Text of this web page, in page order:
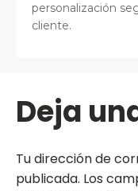
personalización
cliente.
Deja
Tu dirección de
publicada. Los